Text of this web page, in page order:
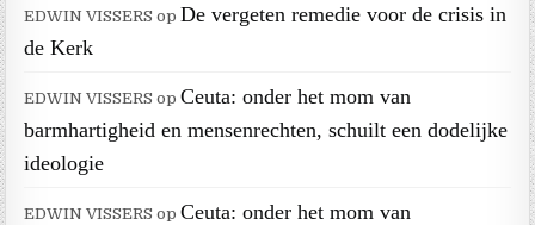
EDWIN VISSERS op De vergeten remedie voor de crisis in
de Kerk
EDWIN VISSERS opCeuta: onder het mom van
barmhartigheid en mensenrechten, schuilt een dodelijke
ideologie
EDWIN VISSERS opCeuta: onder het mom van